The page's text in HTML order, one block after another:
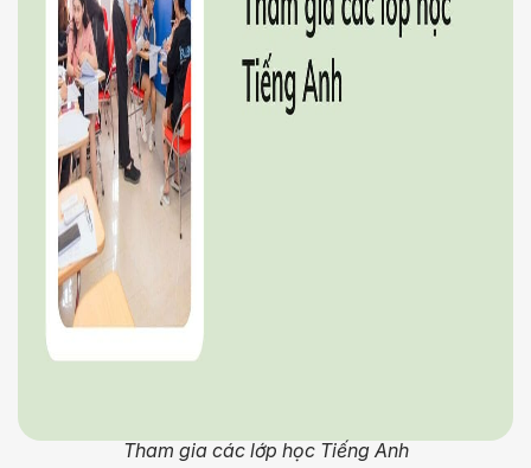
Tham gia các lớp học Tiếng Anh